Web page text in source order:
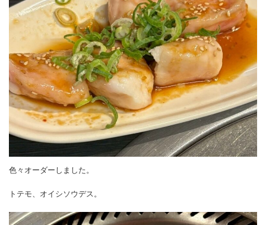
色々オーダーしました。
トテモ、オイシソウデス。